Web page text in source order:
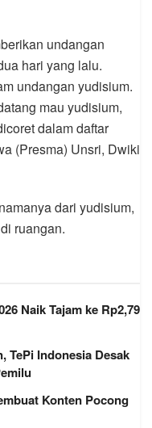
undangan
hari yang lalu.
undangan yudisium.
mau yudisium,
dalam daftar
(Presma) Unsri, Dwiki
dari yudisium,
ruangan.
Naik Tajam ke Rp2,79
TePi Indonesia Desak
Konten Pocong